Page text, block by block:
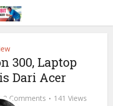
300, Laptop
Dari Acer
2 Comments 141 Views